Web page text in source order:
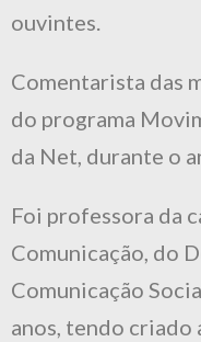
ouvintes.
Comentarista das
do programa
da Net, durante o
Foi professora da
Comunicação, do
Comunicação
anos, tendo criado